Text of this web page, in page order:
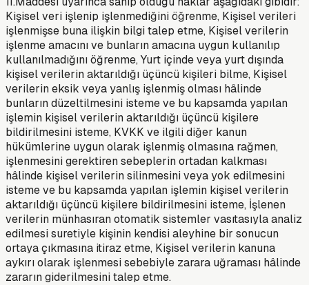
Kişisel veri işlenip işlenmediğini öğrenme, Kişisel verileri
işlenmişse buna ilişkin bilgi talep etme, Kişisel verilerin
işlenme amacını ve bunların amacına uygun kullanılıp
kullanılmadığını öğrenme, Yurt içinde veya yurt dışında
kişisel verilerin aktarıldığı üçüncü kişileri bilme, Kişisel
verilerin eksik veya yanlış işlenmiş olması hâlinde
bunların düzeltilmesini isteme ve bu kapsamda yapılan
işlemin kişisel verilerin aktarıldığı üçüncü kişilere
bildirilmesini isteme, KVKK ve ilgili diğer kanun
hükümlerine uygun olarak işlenmiş olmasına rağmen,
işlenmesini gerektiren sebeplerin ortadan kalkması
hâlinde kişisel verilerin silinmesini veya yok edilmesini
isteme ve bu kapsamda yapılan işlemin kişisel verilerin
aktarıldığı üçüncü kişilere bildirilmesini isteme, İşlenen
verilerin münhasıran otomatik sistemler vasıtasıyla analiz
edilmesi suretiyle kişinin kendisi aleyhine bir sonucun
ortaya çıkmasına itiraz etme, Kişisel verilerin kanuna
aykırı olarak işlenmesi sebebiyle zarara uğraması hâlinde
zararın giderilmesini talep etme.